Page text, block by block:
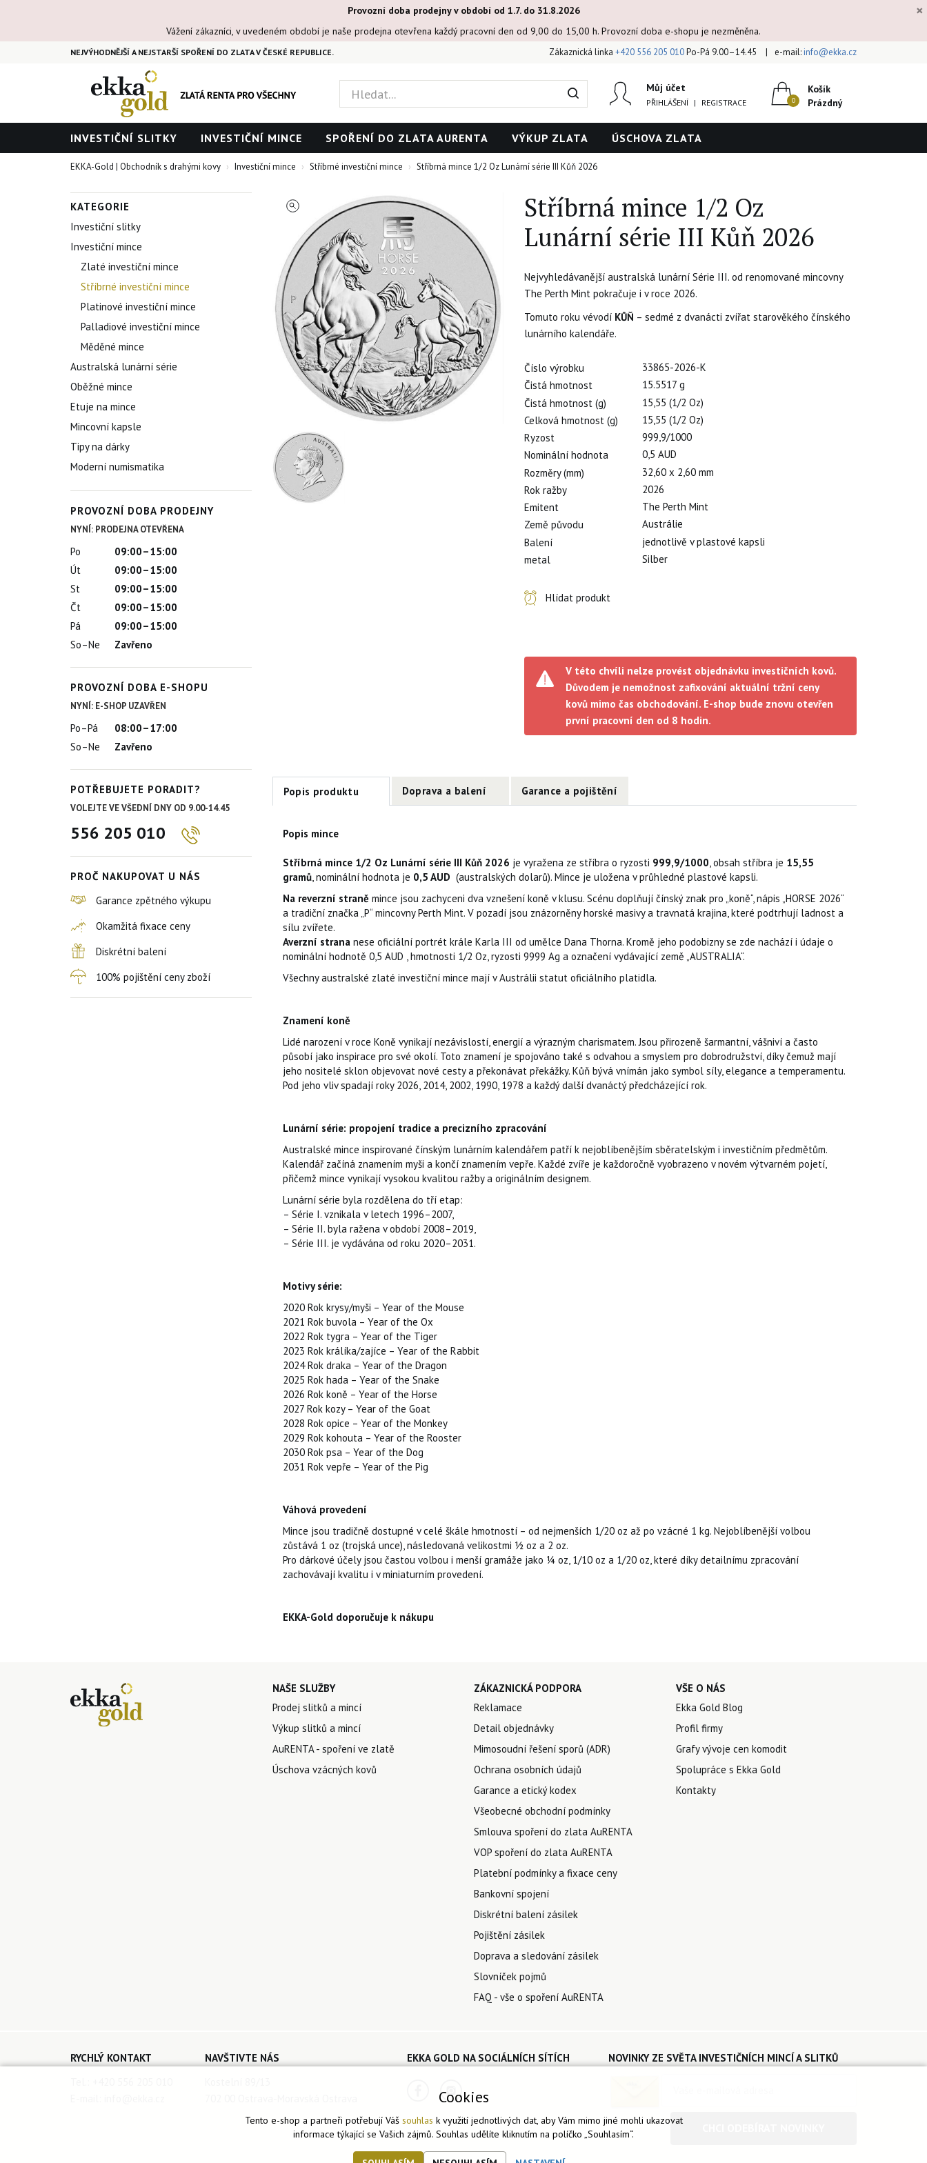
×
Provozní doba prodejny v období od 1.7. do 31.8.2026
Vážení zákazníci, v uvedeném období je naše prodejna otevřena každý pracovní den od 9,00 do 15,00 h. Provozní doba e-shopu je nezměněna.
NEJVÝHODNĚJŠÍ A NEJSTARŠÍ SPOŘENÍ DO ZLATA V ČESKÉ REPUBLICE. Zákaznická linka +420 556 205 010Po-Pá 9.00–14.45 e-mail:info@ekka.cz
Můj účet
PŘIHLÁŠENÍ | REGISTRACE
Košík
Prázdný
INVESTIČNÍ SLITKY INVESTIČNÍ MINCE SPOŘENÍ DO ZLATA AURENTA VÝKUP ZLATA ÚSCHOVA ZLATA
EKKA-Gold | Obchodník s drahými kovy Investiční mince Stříbrné investiční mince Stříbrná mince 1/2 Oz Lunární série III Kůň 2026
KATEGORIE
Investiční slitky
Investiční mince
Zlaté investiční mince
Stříbrné investiční mince
Platinové investiční mince
Palladiové investiční mince
Měděné mince
Australská lunární série
Oběžné mince
Etuje na mince
Mincovní kapsle
Tipy na dárky
Moderní numismatika
PROVOZNÍ DOBA PRODEJNY
NYNÍ: PRODEJNA OTEVŘENA
Po
09:00–15:00
Út
09:00–15:00
St
09:00–15:00
Čt
09:00–15:00
Pá
09:00–15:00
So–Ne
Zavřeno
PROVOZNÍ DOBA E-SHOPU
NYNÍ: E-SHOP UZAVŘEN
Po–Pá
08:00–17:00
So–Ne
Zavřeno
POTŘEBUJETE PORADIT?
VOLEJTE VE VŠEDNÍ DNY OD 9.00-14.45
556 205 010
PROČ NAKUPOVAT U NÁS
Garance zpětného výkupu
Okamžitá fixace ceny
Diskrétní balení
100% pojištění ceny zboží
Stříbrná mince 1/2 Oz
Lunární série III Kůň 2026
Nejvyhledávanější australská lunární Série III. od renomované mincovny
The Perth Mint pokračuje i v roce 2026.
Tomuto roku vévodí KŮŇ – sedmé z dvanácti zvířat starověkého čínského
lunárního kalendáře.
Číslo výrobku
33865-2026-K
Čistá hmotnost
15.5517 g
Čistá hmotnost (g)
15,55 (1/2 Oz)
Celková hmotnost (g)
15,55 (1/2 Oz)
Ryzost
999,9/1000
Nominální hodnota
0,5 AUD
Rozměry (mm)
32,60 x 2,60 mm
Rok ražby
2026
Emitent
The Perth Mint
Země původu
Austrálie
Balení
jednotlivě v plastové kapsli
metal
Silber
Hlídat produkt
V této chvíli nelze provést objednávku investičních kovů.
Důvodem je nemožnost zafixování aktuální tržní ceny
kovů mimo čas obchodování. E-shop bude znovu otevřen
první pracovní den od 8 hodin.
Popis produktu Doprava a balení Garance a pojištění
Popis mince
Stříbrná mince 1/2 Oz Lunární série III Kůň 2026 je vyražena ze stříbra o ryzosti 999,9/1000 , obsah stříbra je 15,55
gramů, nominální hodnota je 0,5 AUD (australských dolarů). Mince je uložena v průhledné plastové kapsli.
Na reverzní straně mince jsou zachyceni dva vznešení koně v klusu. Scénu doplňují čínský znak pro „koně“, nápis „HORSE 2026“
a tradiční značka „P“ mincovny Perth Mint. V pozadí jsou znázorněny horské masivy a travnatá krajina, které podtrhují ladnost a
sílu zvířete.
Averzní strana nese oficiální portrét krále Karla III od umělce Dana Thorna. Kromě jeho podobizny se zde nachází i údaje o
nominální hodnotě 0,5 AUD , hmotnosti 1/2 Oz, ryzosti 9999 Ag a označení vydávající země „AUSTRALIA“.
Všechny australské zlaté investiční mince mají v Austrálii statut oficiálního platidla.
Znamení koně
Lidé narození v roce Koně vynikají nezávislostí, energií a výrazným charismatem. Jsou přirozeně šarmantní, vášniví a často
působí jako inspirace pro své okolí. Toto znamení je spojováno také s odvahou a smyslem pro dobrodružství, díky čemuž mají
jeho nositelé sklon objevovat nové cesty a překonávat překážky. Kůň bývá vnímán jako symbol síly, elegance a temperamentu.
Pod jeho vliv spadají roky 2026, 2014, 2002, 1990, 1978 a každý další dvanáctý předcházející rok.
Lunární série: propojení tradice a precizního zpracování
Australské mince inspirované čínským lunárním kalendářem patří k nejoblíbenějším sběratelským i investičním předmětům.
Kalendář začíná znamením myši a končí znamením vepře. Každé zvíře je každoročně vyobrazeno v novém výtvarném pojetí,
přičemž mince vynikají vysokou kvalitou ražby a originálním designem.
Lunární série byla rozdělena do tří etap:
– Série I. vznikala v letech 1996–2007,
– Série II. byla ražena v období 2008–2019,
– Série III. je vydávána od roku 2020–2031.
Motivy série:
2020 Rok krysy/myši – Year of the Mouse
2021 Rok buvola – Year of the Ox
2022 Rok tygra – Year of the Tiger
2023 Rok králíka/zajíce – Year of the Rabbit
2024 Rok draka – Year of the Dragon
2025 Rok hada – Year of the Snake
2026 Rok koně – Year of the Horse
2027 Rok kozy – Year of the Goat
2028 Rok opice – Year of the Monkey
2029 Rok kohouta – Year of the Rooster
2030 Rok psa – Year of the Dog
2031 Rok vepře – Year of the Pig
Váhová provedení
Mince jsou tradičně dostupné v celé škále hmotností – od nejmenších 1/20 oz až po vzácné 1 kg. Nejoblíbenější volbou
zůstává 1 oz (trojská unce), následovaná velikostmi ½ oz a 2 oz.
Pro dárkové účely jsou častou volbou i menší gramáže jako ¼ oz, 1/10 oz a 1/20 oz, které díky detailnímu zpracování
zachovávají kvalitu i v miniaturním provedení.
EKKA-Gold doporučuje k nákupu
NAŠE SLUŽBY
Prodej slitků a mincí
Výkup slitků a mincí
AuRENTA - spoření ve zlatě
Úschova vzácných kovů
ZÁKAZNICKÁ PODPORA
Reklamace
Detail objednávky
Mimosoudní řešení sporů (ADR)
Ochrana osobních údajů
Garance a etický kodex
Všeobecné obchodní podmínky
Smlouva spoření do zlata AuRENTA
VOP spoření do zlata AuRENTA
Platební podmínky a fixace ceny
Bankovní spojení
Diskrétní balení zásilek
Pojištění zásilek
Doprava a sledování zásilek
Slovníček pojmů
FAQ - vše o spoření AuRENTA
VŠE O NÁS
Ekka Gold Blog
Profil firmy
Grafy vývoje cen komodit
Spolupráce s Ekka Gold
Kontakty
RYCHLÝ KONTAKT
NAVŠTIVTE NÁS
EKKA GOLD NA SOCIÁLNÍCH SÍTÍCH NOVINKY ZE SVĚTA INVESTIČNÍCH MINCÍ A SLITKŮ
Cookies
Tento e-shop a partneři potřebují Váš souhlas k využití jednotlivých dat, aby Vám mimo jiné mohli ukazovat
informace týkající se Vašich zájmů. Souhlas udělíte kliknutím na políčko „Souhlasím“.